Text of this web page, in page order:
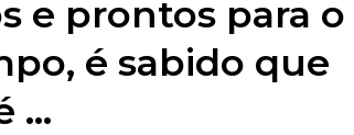
e prontos para o
é sabido que
…